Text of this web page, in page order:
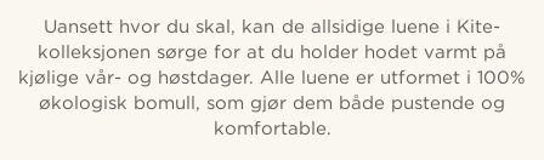
Uansett hvor du skal, kan de allsidige luene i Kite-
kolleksjonen sørge for at du holder hodet varmt på
kjølige vår- og høstdager. Alle luene er utformet i 100%
økologisk bomull, som gjør dem både pustende og
komfortable.